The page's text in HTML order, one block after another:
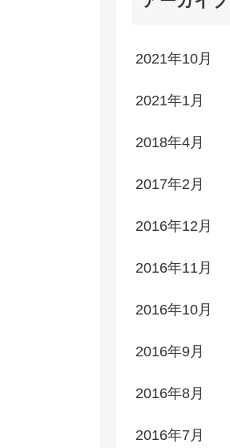
2021年10月
2021年1月
2018年4月
2017年2月
2016年12月
2016年11月
2016年10月
2016年9月
2016年8月
2016年7月